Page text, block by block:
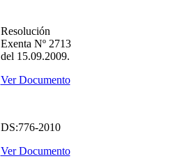
Resolución
Exenta Nº 2713
del 15.09.2009.
Ver Documento
DS:776-2010
Ver Documento